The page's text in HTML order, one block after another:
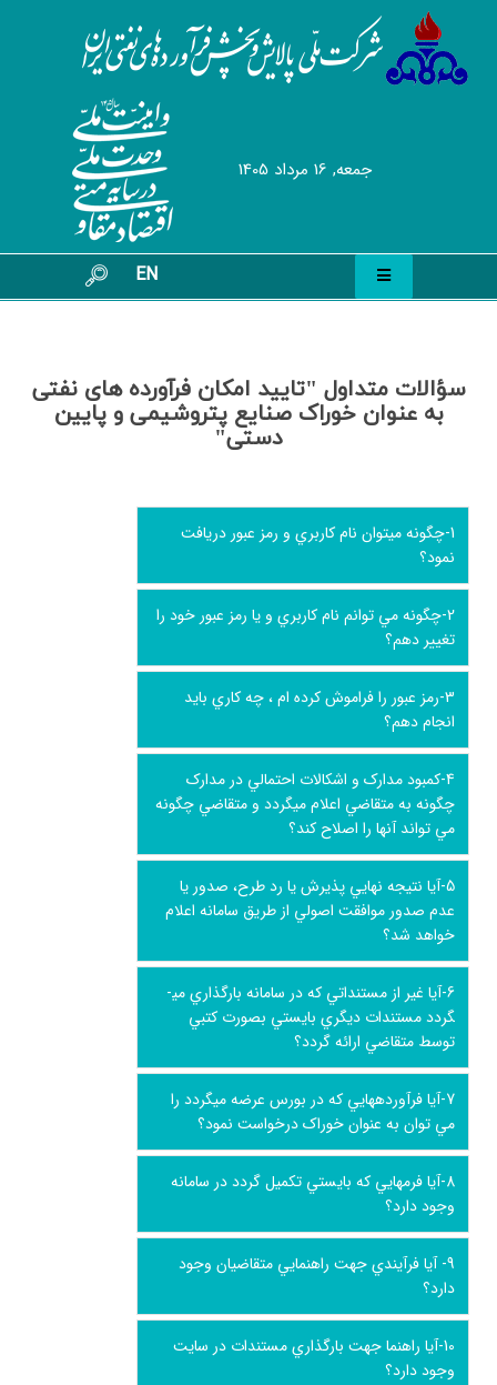
جمعه, 16 مرداد 1405
EN
سؤالات متداول "تایید امکان فرآورده های نفتی
به عنوان خوراک صنایع پتروشیمی و پایین
دستی"
1-چگونه مي­توان نام کاربري و رمز عبور دريافت
نمود؟
2-چگونه مي توانم نام کاربري و يا رمز عبور خود را
تغيير دهم؟
3-رمز عبور را فراموش کرده ام ، چه کاري بايد
انجام دهم؟
4-کمبود مدارک و اشکالات احتمالي در مدارک
چگونه به متقاضي اعلام مي­گردد و متقاضي چگونه
مي تواند آنها را اصلاح کند؟
5-آيا نتيجه نهايي پذيرش يا رد طرح، صدور يا
عدم صدور موافقت اصولي از طريق سامانه اعلام
خواهد شد؟
6-آيا غير از مستنداتي که در سامانه بارگذاري مي­
گردد مستندات ديگري بايستي بصورت کتبي
توسط متقاضي ارائه گردد؟
7-آيا فرآورده­هايي که در بورس عرضه مي­گردد را
مي توان به عنوان خوراک درخواست نمود؟
8-آيا فرمهايي که بايستي تکميل گردد در سامانه
وجود دارد؟
9- آيا فرآيندي جهت راهنمايي متقاضيان وجود
دارد؟
10-آيا راهنما جهت بارگذاري مستندات در سايت
وجود دارد؟